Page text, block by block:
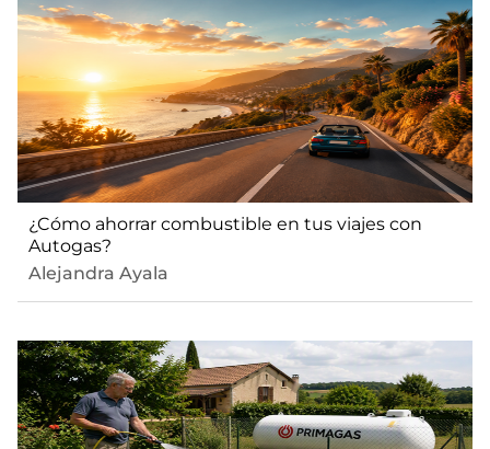
¿Cómo ahorrar combustible en tus viajes con
Autogas?
Alejandra Ayala